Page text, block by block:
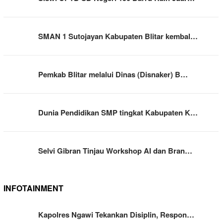
SMAN 1 Sutojayan Kabupaten Blitar kembal…
Pemkab Blitar melalui Dinas (Disnaker) B…
Dunia Pendidikan SMP tingkat Kabupaten K…
Selvi Gibran Tinjau Workshop AI dan Bran…
INFOTAINMENT
Kapolres Ngawi Tekankan Disiplin, Respon…